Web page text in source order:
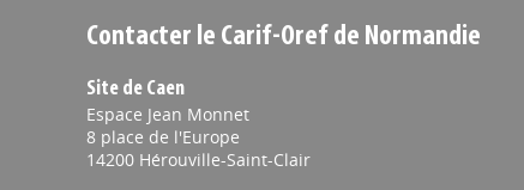
Contacter le Carif-Oref de Normandie
Site de Caen
Espace Jean Monnet
8 place de l'Europe
14200 Hérouville-Saint-Clair